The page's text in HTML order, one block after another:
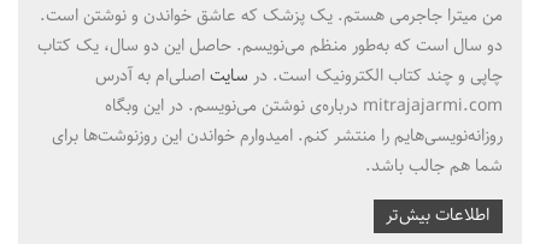
من میترا جاجرمی هستم. یک پزشک که عاشق خواندن و نوشتن است.
دو سال است که به‌طور منظم می‌نویسم. حاصل این دو سال، یک کتاب
چاپی و چند کتاب الکترونیک است. در سایتاصلی‌ام به آدرس
mitrajajarmi.com درباره‌ی نوشتن می‌نویسم. در این وبگاه
روزانه‌نویسی‌هایم را منتشر کنم. امیدوارم خواندن این روزنوشت‌ها برای
شما هم جالب باشد.
اطلاعات بیش‌تر